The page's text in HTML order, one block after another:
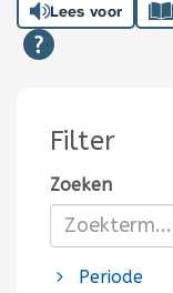
Lees voor
Filter
Zoeken
Periode